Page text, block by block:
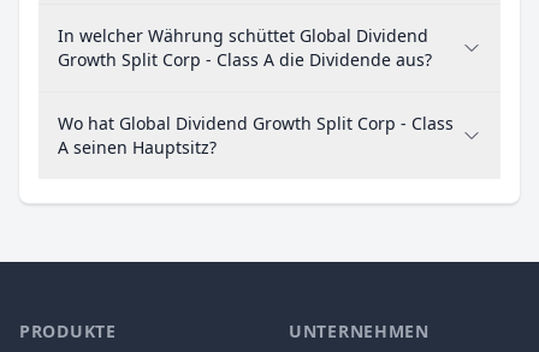
In welcher Währung schüttet Global Dividend
Growth Split Corp - Class A die Dividende aus?
Wo hat Global Dividend Growth Split Corp - Class
A seinen Hauptsitz?
PRODUKTE UNTERNEHMEN